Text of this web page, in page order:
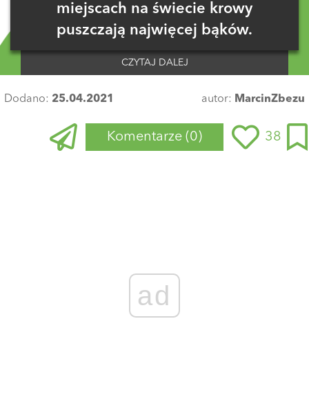
miejscach na świecie krowy
puszczają najwięcej bąków.
CZYTAJ DALEJ
Dodano: 25.04.2021 autor: MarcinZbezu
Komentarze (0) 38
ad